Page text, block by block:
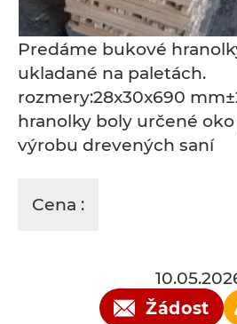
Predáme bukové
ukladané na paletách.
rozmery:28x30x690
hranolky boly určené
výrobu drevených saní
Cena :
Žádost